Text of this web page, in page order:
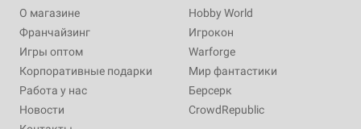
О магазине
Франчайзинг
Игры оптом
Корпоративные подарки
Работа у нас
Новости
Hobby World
Игрокон
Warforge
Мир фантастики
Берсерк
CrowdRepublic